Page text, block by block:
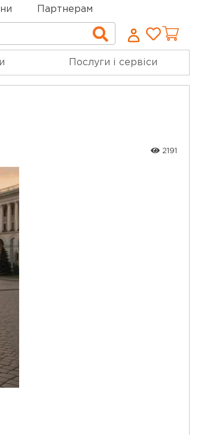
Партнерам
Пошук
Послуги і сервіси
2191